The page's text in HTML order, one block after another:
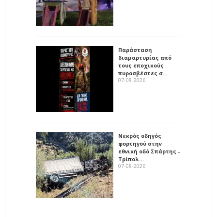
Παράσταση
διαμαρτυρίας από
τους εποχικούς
πυροσβέστες σ…
07-08-2026
Νεκρός οδηγός
φορτηγού στην
εθνική οδό Σπάρτης -
Τρίπολ…
07-08-2026